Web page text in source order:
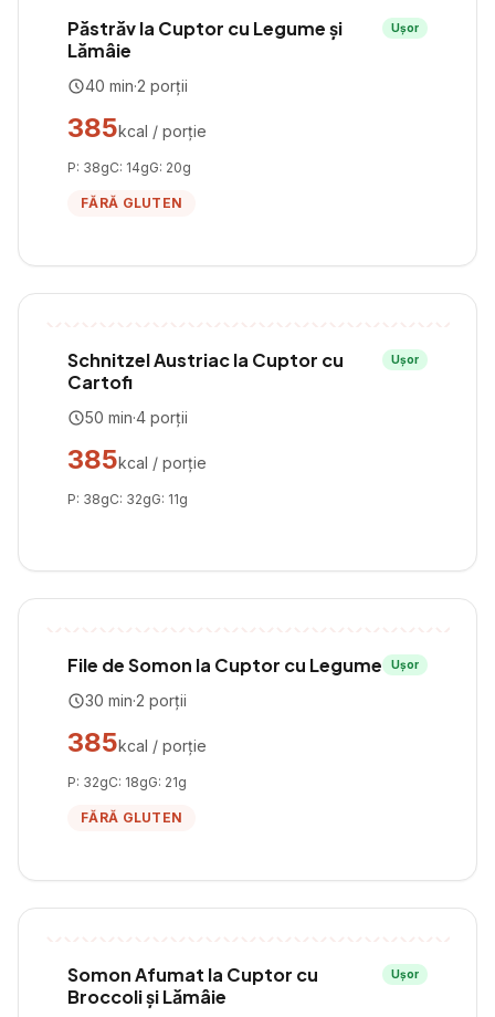
Păstrăv la Cuptor cu Legume și
Lămâie
Ușor
40 min·2 porții
385kcal / porție
P: 38gC: 14gG: 20g
FĂRĂ GLUTEN
Schnitzel Austriac la Cuptor cu
Cartofi
Ușor
50 min·4 porții
385kcal / porție
P: 38gC: 32gG: 11g
File de Somon la Cuptor cu Legume Ușor
30 min·2 porții
385kcal / porție
P: 32gC: 18gG: 21g
FĂRĂ GLUTEN
Somon Afumat la Cuptor cu
Broccoli și Lămâie
Ușor